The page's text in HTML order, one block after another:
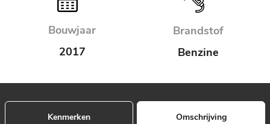
Bouwjaar
2017
Brandstof
Benzine
Kenmerken Omschrijving